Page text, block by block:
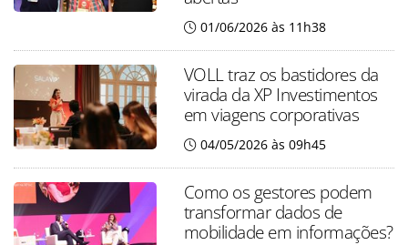
01/06/2026 às 11h38
VOLL traz os bastidores da
virada da XP Investimentos
em viagens corporativas
04/05/2026 às 09h45
Como os gestores podem
transformar dados de
mobilidade em informações?